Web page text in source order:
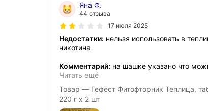
Яна Ф.
44 отзыва
17 июля 2025
Недостатки: нельзя использовать в
никотина
Комментарий: на шашке указано что
Читать ещё
Товар — Гефест Фитофторник Теплица,
220 г х 2 шт